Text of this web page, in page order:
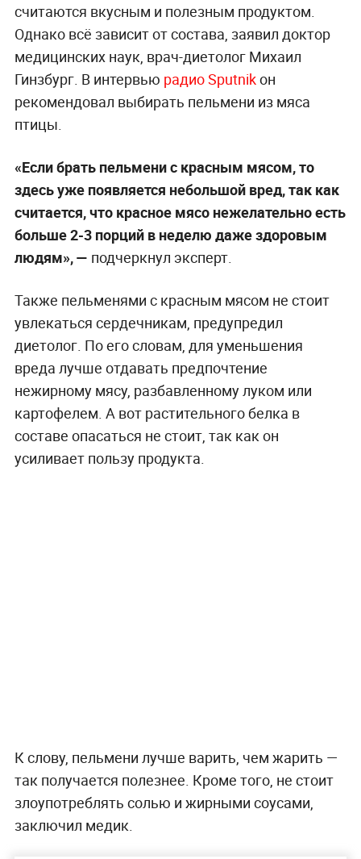
считаются вкусным и полезным продуктом.
Однако всё зависит от состава, заявил доктор
медицинских наук, врач-диетолог Михаил
Гинзбург. В интервью радио Sputnikон
рекомендовал выбирать пельмени из мяса
птицы.
«Если брать пельмени с красным мясом, то
здесь уже появляется небольшой вред, так как
считается, что красное мясо нежелательно есть
больше 2-3 порций в неделю даже здоровым
людям», — подчеркнул эксперт.
Также пельменями с красным мясом не стоит
увлекаться сердечникам, предупредил
диетолог. По его словам, для уменьшения
вреда лучше отдавать предпочтение
нежирному мясу, разбавленному луком или
картофелем. А вот растительного белка в
составе опасаться не стоит, так как он
усиливает пользу продукта.
К слову, пельмени лучше варить, чем жарить —
так получается полезнее. Кроме того, не стоит
злоупотреблять солью и жирными соусами,
заключил медик.